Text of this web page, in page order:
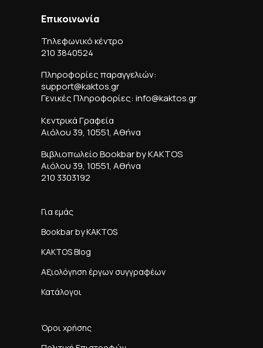
Επικοινωνία
Τηλεφωνικό κέντρο
210 3840524
Πληροφορίες παραγγελιών:
support@kaktos.gr
Γενικές Πληροφορίες: info@kaktos.gr
Κεντρικά Γραφεία
Αιόλου 39, 10551, Αθήνα
Βιβλιοπωλείο Bookbar by KAKTOS
Αιόλου 39, 10551, Αθήνα
210 3303192
Για εμάς
Bookbar by KAKTOS
KAKTOS Blog
Αξιολόγηση έργων συγγραφέων
Κατάλογοι
Όροι χρήσης